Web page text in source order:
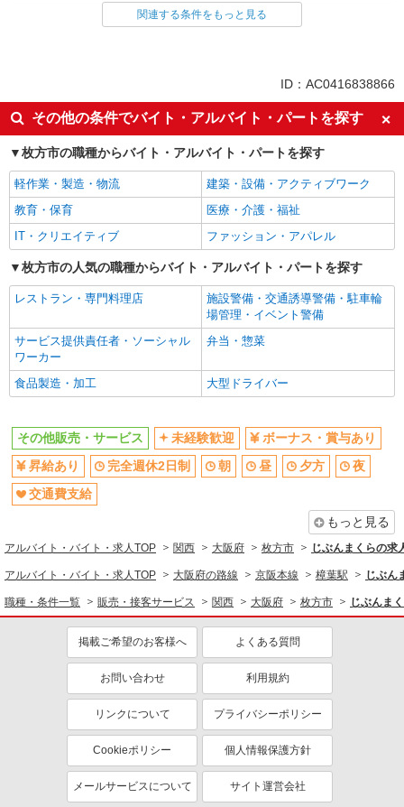
同じ雇用形態から樟葉駅の求人を探す
未経験歓迎
ボーナス・賞与あり
昇給あり
完全週休2日制
朝
昼
夕方
夜
交通費支給
社会保険あり
同じ職種から求人を探す
販売・接客サービス
同じ特徴から求人を探す
未経験歓迎
ボーナス・賞与あり
交通費支給
関連する条件をもっと見る
ID：AC0416838866
その他の条件でバイト・アルバイト・パートを探す
枚方市の職種からバイト・アルバイト・パートを探す
軽作業・製造・物流
建築・設備・アクティブワーク
教育・保育
医療・介護・福祉
IT・クリエイティブ
ファッション・アパレル
枚方市の人気の職種からバイト・アルバイト・パートを探す
レストラン・専門料理店
施設警備・交通誘導警備・駐車輪
場管理・イベント警備
サービス提供責任者・ソーシャル
ワーカー
弁当・惣菜
食品製造・加工 大型ドライバー
その他販売・サービス 未経験歓迎
ボーナス・賞与あり
昇給あり
完全週休2日制 朝 昼 夕方
夜
交通費支給
もっと見る
アルバイト・バイト・求人TOP 関西 大阪府 枚方市 じぶんまくらの求
アルバイト・バイト・求人TOP 大阪府の路線 京阪本線 樟葉駅 じぶん
職種・条件一覧 販売・接客サービス 関西 大阪府 枚方市 じぶんま
掲載ご希望のお客様へ よくある質問
お問い合わせ 利用規約
リンクについて プライバシーポリシー
Cookieポリシー 個人情報保護方針
メールサービスについて サイト運営会社